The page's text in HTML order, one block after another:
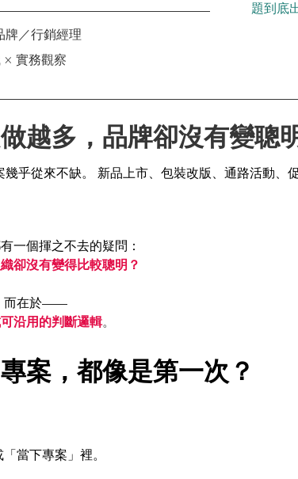
牌／行銷經理
× 實務觀察
題到底
越多，品牌卻沒有變聰
幾乎從來不缺。 新品上市、包裝改版、通路活動
一個揮之不去的疑問：
卻沒有變得比較聰明？
而在於——
沿用的判斷邏輯。
案，都像是第一次？
當下專案」裡。